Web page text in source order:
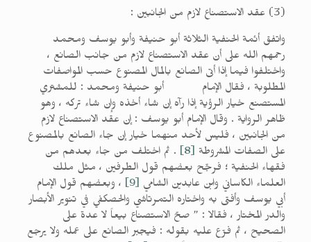
(3) عقد الاستصناع لازم من الجانبين :
واتفق أئمة الحنفية الثلاثة أبو حنيفة وأبو يوسف ومحمد
رحمهم الله على أن عقد الاستصناع لازم من جانب الصانع ،
واختلفوا فيما إذا أتى الصانع بالمال المصنوع حسب المواصفات
المطلوبة ، فقال الإمام أبو حنيفة ومحمد : للمشتري
المستصنع خيار الرؤية إذا رآه إن شاء أخذه وإن شاء تركه ، وهو
ظاهر الرواية . وقال الإمام أبو يوسف : إن عقد الاستصناع لازم
من الجانبين ، فليس لأحد منهما خيار إن جاء الصانع بالمصنوع
على الصفات المشروطة [8]
. ثم اختلف من جاء بعدهم من
فقهاء الحنفية ؛ فرجّح بعضهم قول الطرفين ، مثل ملك
العلماء الكاساني وابن عابدين الشامي [9]
، وبعضهم قول الإمام
أبي يوسف وأفتى به واختاره التمرتاشي والحصكفي في تنوير الأبصار
والدر المختار ، فقالا : ” صحّ الاستصناع بيعاً لا عدة على
الصحيح ، ثم فرّع عليه بقوله : فيجبر الصانع على عمله ولا يرجع